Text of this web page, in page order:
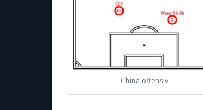
China offensiv